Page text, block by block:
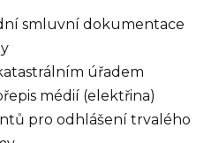
smluvní dokumentace
úřadem
médií (elektřina)
pro odhlášení trvalého